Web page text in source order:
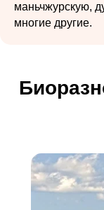
маньчжурскую,
многие другие.